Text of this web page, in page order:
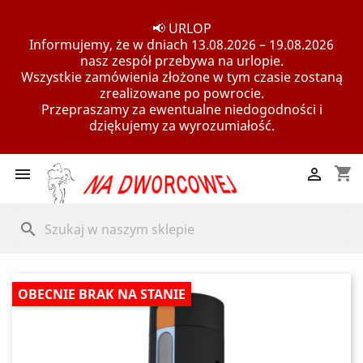
📢 URLOP
Informujemy, że w dniach 13.08.2026 – 19.08.2026
nasz zespół przebywa na urlopie.
Wszystkie zamówienia złożone w tym czasie zostaną
zrealizowane po powrocie.
Przepraszamy za ewentualne niedogodności i
dziękujemy za wyrozumiałość.
 shopping_cart

search
OBECNIE BRAK NA STANIE